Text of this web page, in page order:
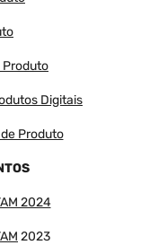
Produto
Digitais
Produto
2024
2023